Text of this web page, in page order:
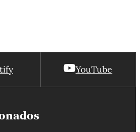
YouTube